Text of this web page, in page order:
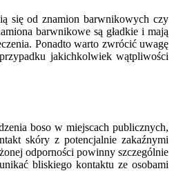
się od znamion barwnikowych czy
barwnikowe są gładkie i mają
Ponadto warto zwrócić uwagę
jakichkolwiek wątpliwości
boso w miejscach publicznych,
skóry z potencjalnie zakaźnymi
odporności powinny szczególnie
bliskiego kontaktu ze osobami